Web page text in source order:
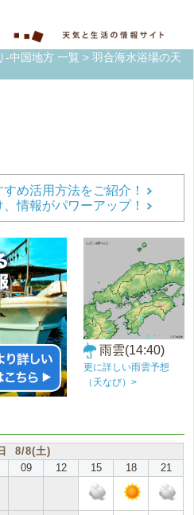
-中国地方 一覧 > 羽合海水浴場の天
め活用方法をご紹介！
情報がパワーアップ！
雨雲(14:40)
更に詳しい雨雲予想
（天なび）>
8/8(土)
09 12 15 18 21